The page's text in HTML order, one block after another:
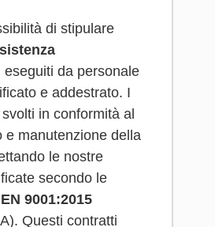
di stipulare
eseguiti da personale
e addestrato. I
in conformità al
e manutenzione della
le nostre
secondo le
9001:2015
Questi contratti